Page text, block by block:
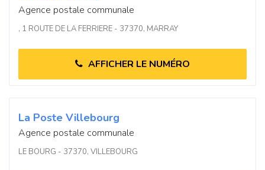
Agence postale communale
, 1 ROUTE DE LA FERRIERE - 37370, MARRAY
AFFICHER LE NUMÉRO
La Poste Villebourg
Agence postale communale
LE BOURG - 37370, VILLEBOURG